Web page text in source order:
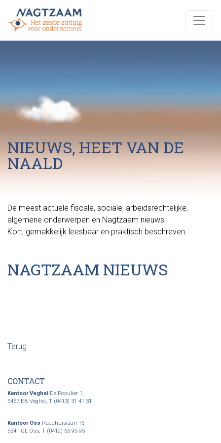
NIEUWS, HEET VAN DE
NAALD
De meest actuele fiscale, sociale, arbeidsrechtelijke,
algemene onderwerpen en Nagtzaam nieuws.
Kort, gemakkelijk leesbaar en praktisch beschreven.
NAGTZAAM NIEUWS
Terug
CONTACT
Kantoor Veghel De Populier 1,
5467 EB Veghel, T (0413) 31 41 31
Kantoor Oss Raadhuislaan 15,
5341 GL Oss, T (0412) 66 95 95